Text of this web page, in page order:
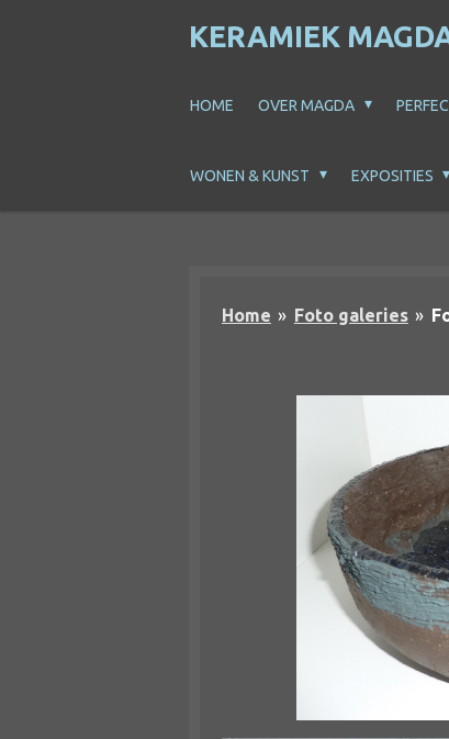
KERAMIEK
HOME OVER MAGDA
WONEN & KUNST EXPOSITIES
Home » Foto galeries »